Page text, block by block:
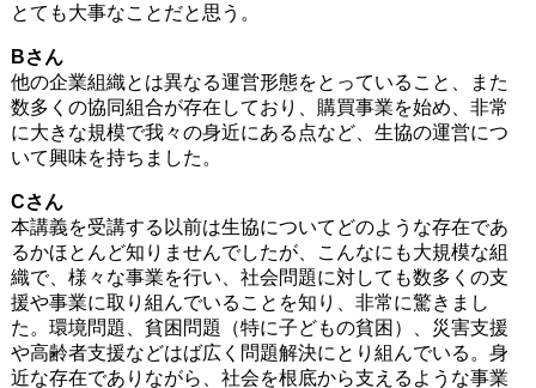
とても大事なことだと思う。
Bさん
他の企業組織とは異なる運営形態をとっていること、また
数多くの協同組合が存在しており、購買事業を始め、非常
に大きな規模で我々の身近にある点など、生協の運営につ
いて興味を持ちました。
Cさん
本講義を受講する以前は生協についてどのような存在であ
るかほとんど知りませんでしたが、こんなにも大規模な組
織で、様々な事業を行い、社会問題に対しても数多くの支
援や事業に取り組んでいることを知り、非常に驚きまし
た。環境問題、貧困問題（特に子どもの貧困）、災害支援
や高齢者支援などはば広く問題解決にとり組んでいる。身
近な存在でありながら、社会を根底から支えるような事業